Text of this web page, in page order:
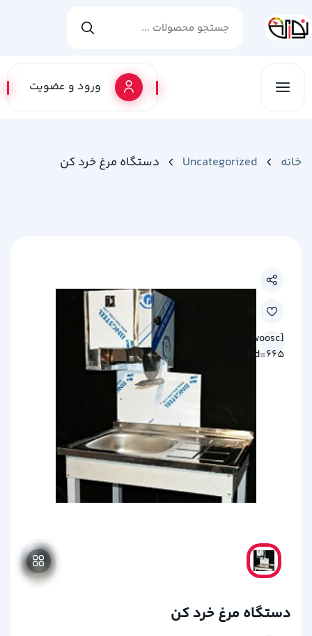
ورود و عضویت
خانه Uncategorized دستگاه مرغ خرد کن
[woosc
id=665]
دستگاه مرغ خرد کن